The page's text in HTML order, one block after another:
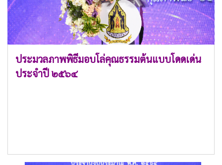
ประมวลภาพพิธีมอบโล่คุณธรรมต้นแบบโดดเด่น
ประจำปี ๒๕๖๔